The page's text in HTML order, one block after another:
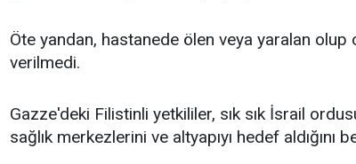
Öte yandan, hastanede ölen veya yaralan olup
verilmedi.
Gazze'deki Filistinli yetkililer, sık sık İsrail
sağlık merkezlerini ve altyapıyı hedef aldığını